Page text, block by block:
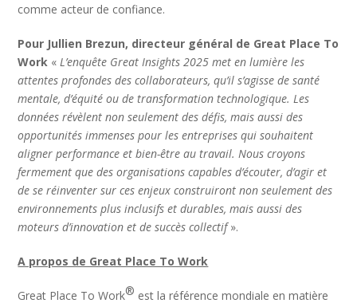
comme acteur de confiance.
Pour Jullien Brezun, directeur général de Great Place To
Work «L’enquête Great Insights 2025 met en lumière les
attentes profondes des collaborateurs, qu’il s’agisse de santé
mentale, d’équité ou de transformation technologique. Les
données révèlent non seulement des défis, mais aussi des
opportunités immenses pour les entreprises qui souhaitent
aligner performance et bien-être au travail. Nous croyons
fermement que des organisations capables d’écouter, d’agir et
de se réinventer sur ces enjeux construiront non seulement des
environnements plus inclusifs et durables, mais aussi des
moteurs d’innovation et de succès collectif».
A propos de Great Place To Work
Great Place To Work® est la référence mondiale en matière